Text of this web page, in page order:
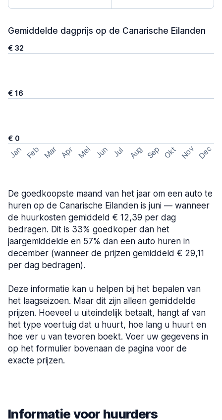
Gemiddelde dagprijs op de Canarische Eilanden
€ 32
€ 16
€ 0
Jan Feb Mar Apr Mei Jun Jul Aug Sep Okt Nov Dec
De goedkoopste maand van het jaar om een auto te
huren op de Canarische Eilanden is juni — wanneer
de huurkosten gemiddeld € 12,39 per dag
bedragen. Dit is 33% goedkoper dan het
jaargemiddelde en 57% dan een auto huren in
december (wanneer de prijzen gemiddeld € 29,11
per dag bedragen).
Deze informatie kan u helpen bij het bepalen van
het laagseizoen. Maar dit zijn alleen gemiddelde
prijzen. Hoeveel u uiteindelijk betaalt, hangt af van
het type voertuig dat u huurt, hoe lang u huurt en
hoe ver u van tevoren boekt. Voer uw gegevens in
op het formulier bovenaan de pagina voor de
exacte prijzen.
Informatie voor huurders